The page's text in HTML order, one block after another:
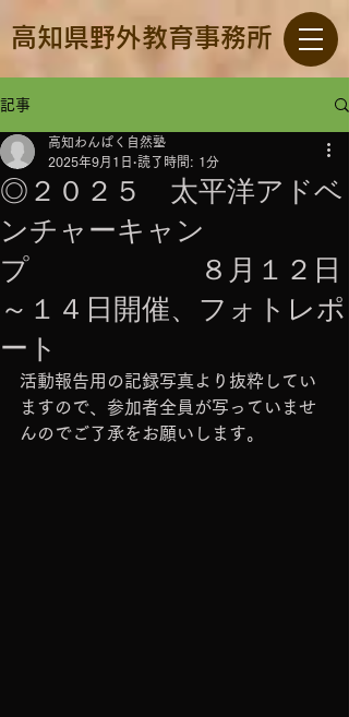
高知県野外教育事務所
記事
◎２０２５ 太平洋アドベ
ンチャーキャン
プ ８月１２日
～１４日開催、フォトレポ
ート
高知わんぱく自然塾
2025年9月1日 読了時間: 1分
活動報告用の記録写真より抜粋してい
ますので、参加者全員が写っていませ
んのでご了承をお願いします。